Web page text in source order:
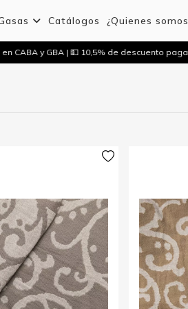
Catálogos ¿Quienes
en CABA y GBA | 💵 10,5% de descuento